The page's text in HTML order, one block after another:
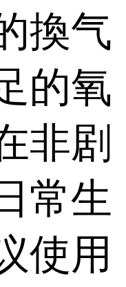
換气
的氧
非剧
常生
使用